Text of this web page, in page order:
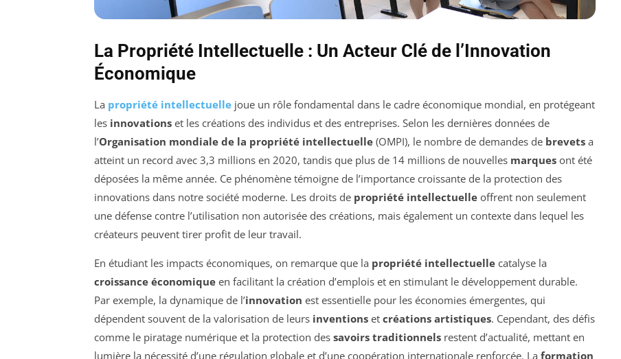
La Propriété Intellectuelle : Un Acteur Clé de l’Innovation
Économique
La propriété intellectuelle joue un rôle fondamental dans le cadre économique mondial, en protégeant
les innovations et les créations des individus et des entreprises. Selon les dernières données de
l’Organisation mondiale de la propriété intellectuelle (OMPI), le nombre de demandes de brevets a
atteint un record avec 3,3 millions en 2020, tandis que plus de 14 millions de nouvelles marques ont été
déposées la même année. Ce phénomène témoigne de l’importance croissante de la protection des
innovations dans notre société moderne. Les droits de propriété intellectuelle offrent non seulement
une défense contre l’utilisation non autorisée des créations, mais également un contexte dans lequel les
créateurs peuvent tirer profit de leur travail.
En étudiant les impacts économiques, on remarque que la propriété intellectuelle catalyse la
croissance économique en facilitant la création d’emplois et en stimulant le développement durable.
Par exemple, la dynamique de l’innovation est essentielle pour les économies émergentes, qui
dépendent souvent de la valorisation de leurs inventions et créations artistiques. Cependant, des défis
comme le piratage numérique et la protection des savoirs traditionnels restent d’actualité, mettant en
lumière la nécessité d’une régulation globale et d’une coopération internationale renforcée. La formation